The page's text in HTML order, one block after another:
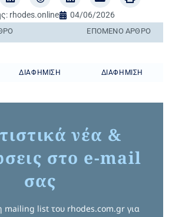
rhodes.online 04/06/2026
ΕΠΌΜΕΝΟ ΆΡΘΡΟ
ΔΙΑΦΉΜΙΣΗ ΔΙΑΦΉΜΙΣΗ
νέα &
στο e-mail
σας
mailing list του rhodes.com.gr για